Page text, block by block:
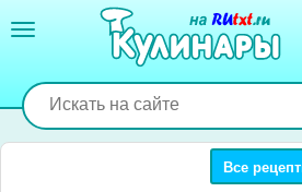
содержанию
Все